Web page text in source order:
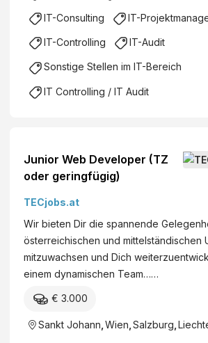
IT-Consulting IT-
IT-Controlling IT-Audit
Sonstige Stellen im IT-Bereich
IT Controlling / IT Audit
Junior Web Developer (TZ
oder geringfügig)
TECjobs.at
Wir bieten Dir die spannende
österreichischen und mittelständischen
mitzuwachsen und Dich
einem dynamischen Team……
€ 3.000
Sankt Johann Wien Salzburg